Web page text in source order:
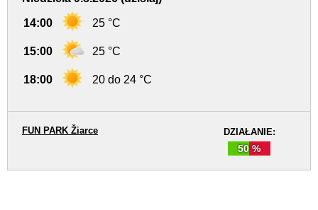
14:00 25 °C
15:00 25 °C
18:00 20 do 24 °C
DZIAŁANIE:
50 %
FUN PARK Žiarce